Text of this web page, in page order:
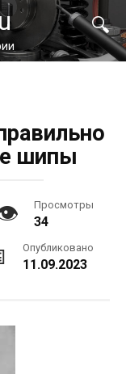
шипы
Просмотры
34
Опубликовано
11.09.2023